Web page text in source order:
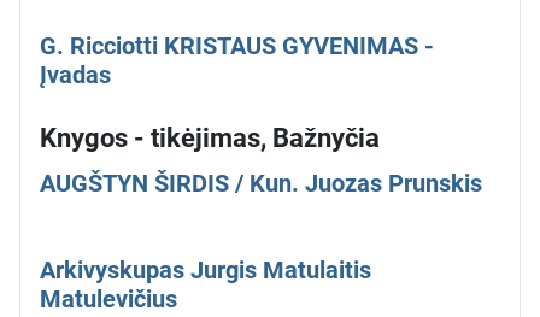
G. Ricciotti KRISTAUS GYVENIMAS -
Įvadas
Knygos - tikėjimas, Bažnyčia
AUGŠTYN ŠIRDIS / Kun. Juozas Prunskis
Arkivyskupas Jurgis Matulaitis
Matulevičius